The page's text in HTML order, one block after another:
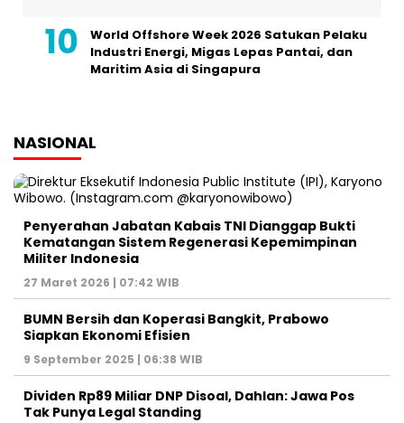
World Offshore Week 2026 Satukan Pelaku
Industri Energi, Migas Lepas Pantai, dan
Maritim Asia di Singapura
NASIONAL
Penyerahan Jabatan Kabais TNI Dianggap Bukti
Kematangan Sistem Regenerasi Kepemimpinan
Militer Indonesia
27 Maret 2026 | 07:42 WIB
BUMN Bersih dan Koperasi Bangkit, Prabowo
Siapkan Ekonomi Efisien
9 September 2025 | 06:38 WIB
Dividen Rp89 Miliar DNP Disoal, Dahlan: Jawa Pos
Tak Punya Legal Standing